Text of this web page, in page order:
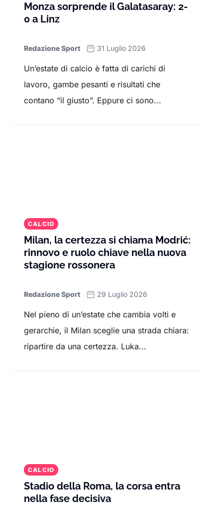
Monza sorprende il Galatasaray: 2-
0 a Linz
Redazione Sport 31 Luglio 2026
Un’estate di calcio è fatta di carichi di
lavoro, gambe pesanti e risultati che
contano “il giusto”. Eppure ci sono...
CALCIO
Milan, la certezza si chiama Modrić:
rinnovo e ruolo chiave nella nuova
stagione rossonera
Redazione Sport 29 Luglio 2026
Nel pieno di un’estate che cambia volti e
gerarchie, il Milan sceglie una strada chiara:
ripartire da una certezza. Luka...
CALCIO
Stadio della Roma, la corsa entra
nella fase decisiva